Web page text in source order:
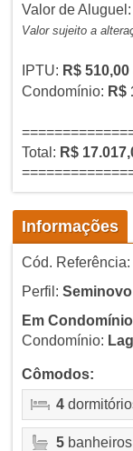
Valor de Aluguel:
Valor sujeito a
IPTU: R$ 510,00
Condomínio: R$
Total: R$
Informações
Cód. Referência:
Perfil: Seminovo
Em Condomínio
Condomínio:
Cômodos:
4
5banheiros